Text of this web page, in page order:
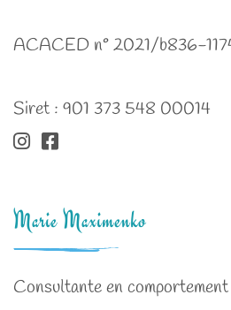
ACACED n° 2021/b836-
Siret : 901 373 548 00014
Marie Maximenko
Consultante en